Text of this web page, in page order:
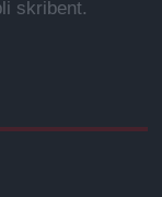
skribent.